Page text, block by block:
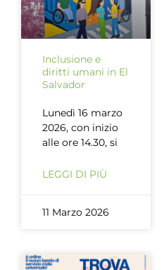
Inclusione e
diritti umani in El
Salvador
Lunedì 16 marzo
2026, con inizio
alle ore 14.30, si
LEGGI DI PIÙ
11 Marzo 2026